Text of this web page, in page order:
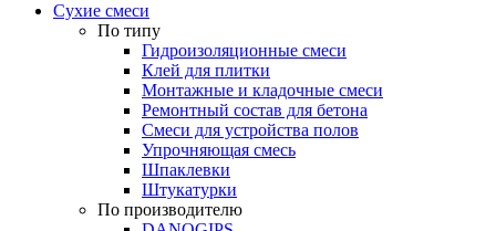
Сухие смеси
По типу
Гидроизоляционные смеси
Клей для плитки
Монтажные и кладочные смеси
Ремонтный состав для бетона
Смеси для устройства полов
Упрочняющая смесь
Шпаклевки
Штукатурки
По производителю